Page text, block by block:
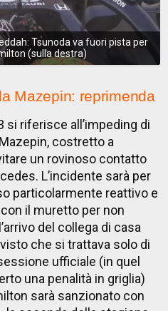
Tsunoda va fuori pista per
(sulla destra)
Mazepin: reprimenda
si riferisce all’impeding di
costretto a
un rovinoso contatto
L’incidente sarà per
particolarmente reattivo e
il muretto per non
del collega di casa
che si trattava solo di
ufficiale (in quel
una penalità in griglia)
sarà sanzionato con